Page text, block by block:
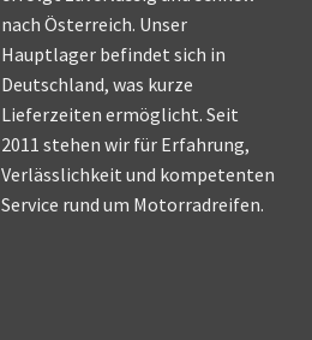
nach Österreich. Unser
Hauptlager befindet sich in
Deutschland, was kurze
Lieferzeiten ermöglicht. Seit
2011 stehen wir für Erfahrung,
Verlässlichkeit und kompetenten
Service rund um Motorradreifen.